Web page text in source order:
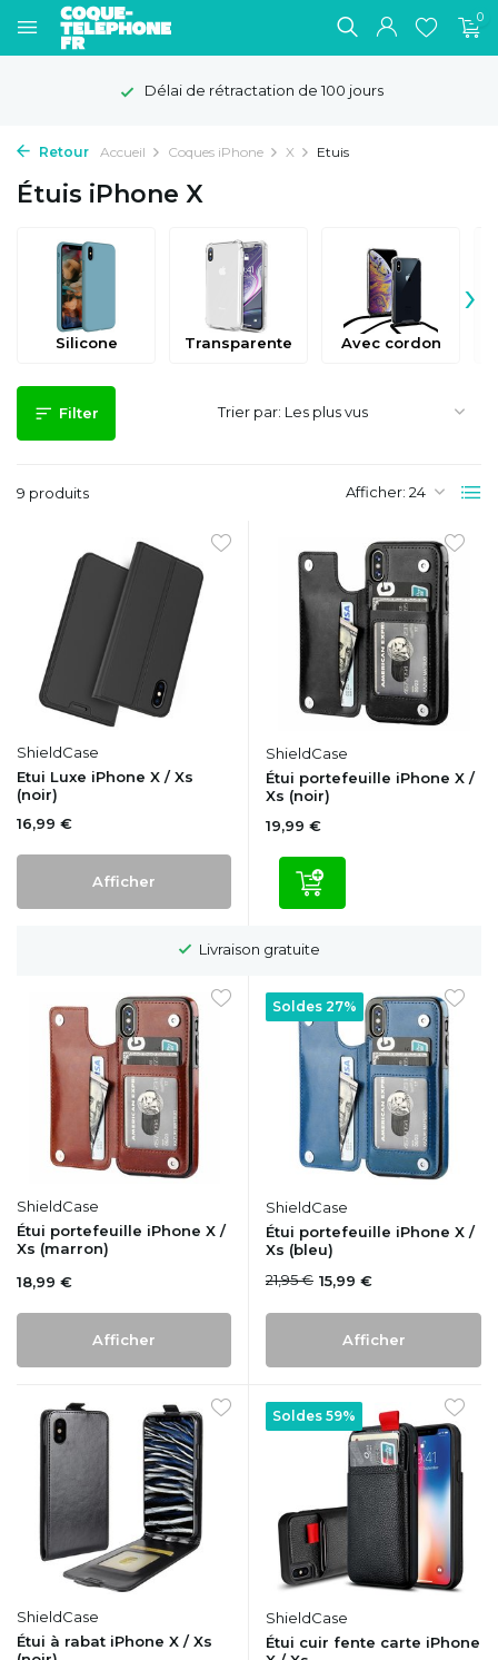
0
Délai de rétractation de 100 jours
Retour Accueil Coques iPhone X Etuis
Étuis iPhone X
Silicone Transparente Avec cordon
›
Filter
9 produits Afficher:
Trier par:
ShieldCase
Etui Luxe iPhone X / Xs
(noir)
16,99 €
Afficher
ShieldCase
Étui portefeuille iPhone X /
Xs (noir)
19,99 €
Délai de rétractation de 100 jours
ShieldCase
Étui portefeuille iPhone X /
Xs (marron)
18,99 €
Afficher
Soldes 27%
ShieldCase
Étui portefeuille iPhone X /
Xs (bleu)
21,95 € 15,99 €
Afficher
ShieldCase
Étui à rabat iPhone X / Xs
Soldes 59%
ShieldCase
Étui cuir fente carte iPhone